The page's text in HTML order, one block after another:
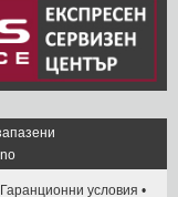
Гаранционни условия •